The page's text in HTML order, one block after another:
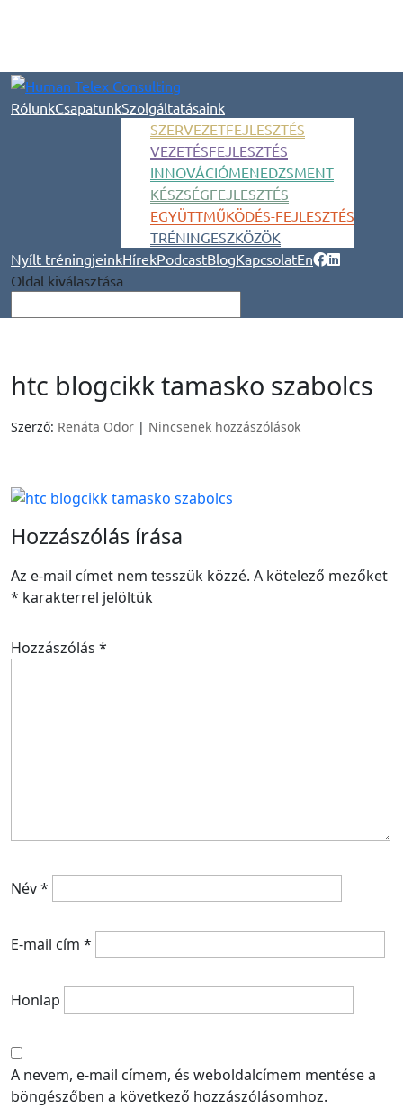
RólunkCsapatunkSzolgáltatásaink
SZERVEZETFEJLESZTÉS
VEZETÉSFEJLESZTÉS
INNOVÁCIÓMENEDZSMENT
KÉSZSÉGFEJLESZTÉS
EGYÜTTMŰKÖDÉS-FEJLESZTÉS
TRÉNINGESZKÖZÖK
Nyílt tréningjeinkHírekPodcastBlogKapcsolatEn
Oldal kiválasztása
htc blogcikk tamasko szabolcs
Szerző: Renáta Odor | Nincsenek hozzászólások
Hozzászólás írása
Az e-mail címet nem tesszük közzé. A kötelező mezőket
* karakterrel jelöltük
Hozzászólás *
Név*
E-mail cím *
Honlap
A nevem, e-mail címem, és weboldalcímem mentése a
böngészőben a következő hozzászólásomhoz.